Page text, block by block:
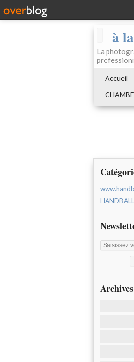
à
La
Accueil
HANDBALL
Archives